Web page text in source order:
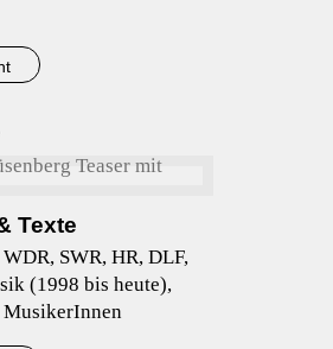
Texte
SWR, HR, DLF,
(1998 bis heute),